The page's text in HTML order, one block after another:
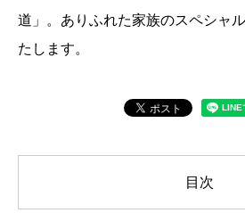
道」。ありふれた家族のスペシャ
たします。
目次